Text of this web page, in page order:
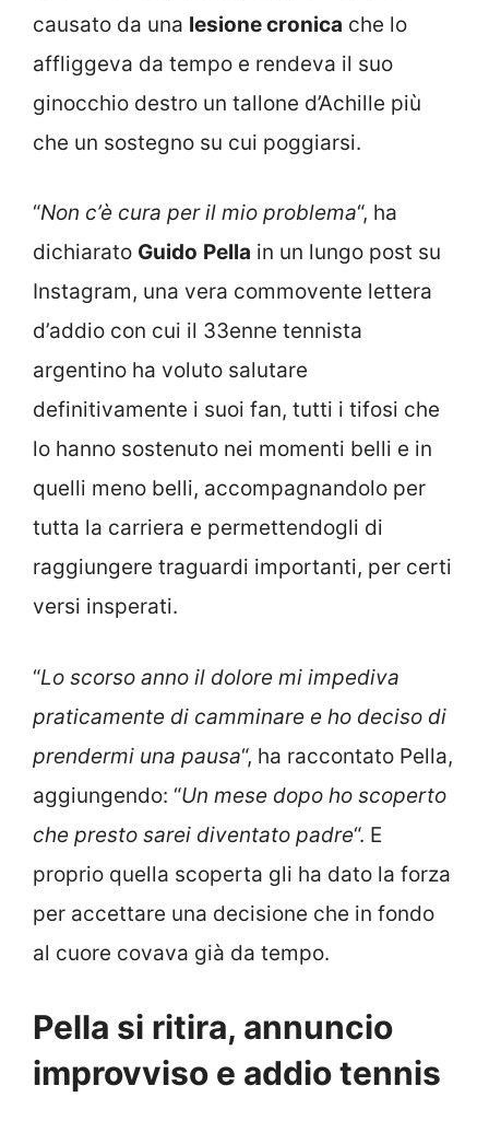
causato da una lesione cronica che lo
affliggeva da tempo e rendeva il suo
ginocchio destro un tallone d’Achille più
che un sostegno su cui poggiarsi.
“Non c’è cura per il mio problema“, ha
dichiarato Guido Pella in un lungo post su
Instagram, una vera commovente lettera
d’addio con cui il 33enne tennista
argentino ha voluto salutare
definitivamente i suoi fan, tutti i tifosi che
lo hanno sostenuto nei momenti belli e in
quelli meno belli, accompagnandolo per
tutta la carriera e permettendogli di
raggiungere traguardi importanti, per certi
versi insperati.
“Lo scorso anno il dolore mi impediva
praticamente di camminare e ho deciso di
prendermi una pausa“, ha raccontato Pella,
aggiungendo: “Un mese dopo ho scoperto
che presto sarei diventato padre“. E
proprio quella scoperta gli ha dato la forza
per accettare una decisione che in fondo
al cuore covava già da tempo.
Pella si ritira, annuncio
improvviso e addio tennis